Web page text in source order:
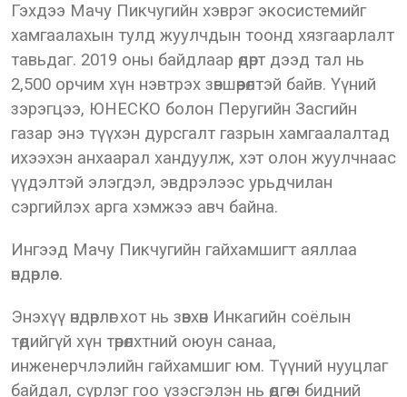
Гэхдээ Мачу Пикчугийн хэврэг экосистемийг
хамгаалахын тулд жуулчдын тоонд хязгаарлалт
тавьдаг. 2019 оны байдлаар өдөрт дээд тал нь
2,500 орчим хүн нэвтрэх зөвшөөрөлтэй байв. Үүний
зэрэгцээ, ЮНЕСКО болон Перугийн Засгийн
газар энэ түүхэн дурсгалт газрын хамгаалалтад
ихээхэн анхаарал хандуулж, хэт олон жуулчнаас
үүдэлтэй элэгдэл, эвдрэлээс урьдчилан
сэргийлэх арга хэмжээ авч байна.
Ингээд Мачу Пикчугийн гайхамшигт аяллаа
өндөрлөе.
Энэхүү өндөрлөг хот нь зөвхөн Инкагийн соёлын
төдийгүй хүн төрөлхтний оюун санаа,
инженерчлэлийн гайхамшиг юм. Түүний нууцлаг
байдал, сүрлэг гоо үзэсгэлэн нь өдгөө ч бидний